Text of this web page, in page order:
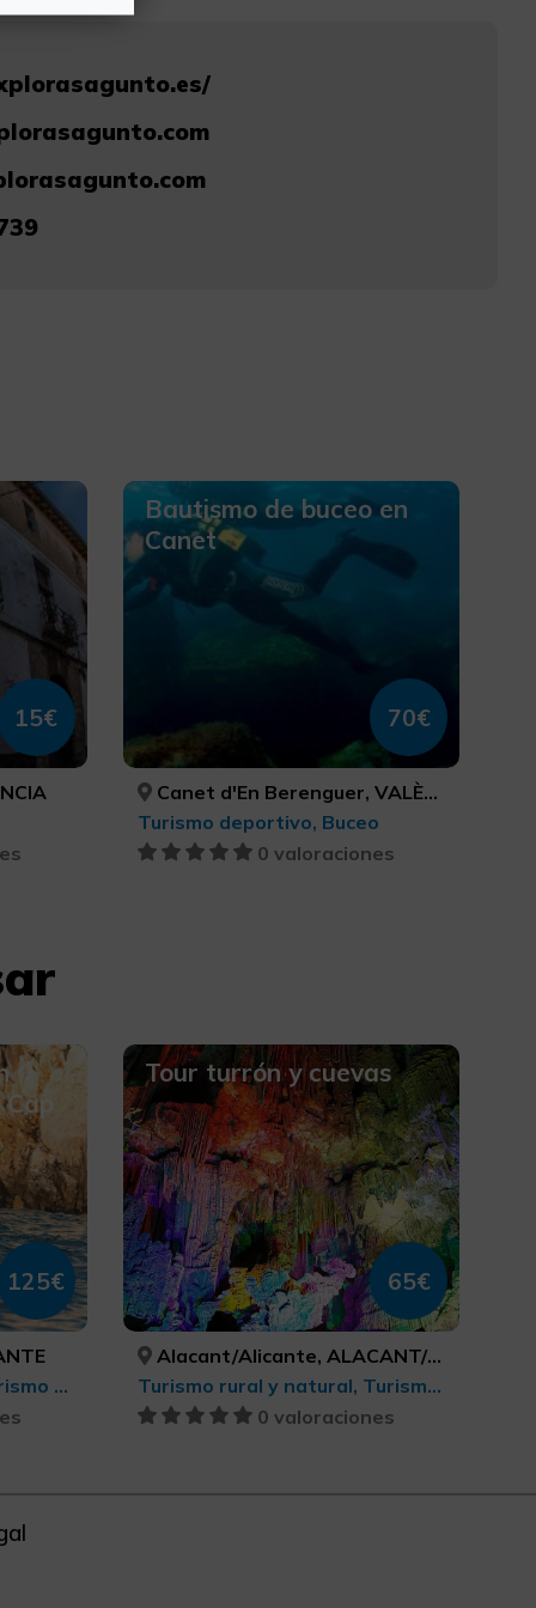
15€
Bautismo de buceo en
Canet
70€
Canet d'En Berenguer, VALÈNCIA
Turismo deportivo, Buceo
0 valoraciones
125€
Observación de aves, Turismo deportivo, Ecoturismo, Parques Naturales, Turismo cultural, Turismo rural y natural, Turismo activo-aventura, Actividades náuticas
Tour turrón y cuevas
65€
Alacant/Alicante, ALACANT/ALICANTE
Turismo rural y natural, Turismo gastronómico, Turismo cultural
0 valoraciones